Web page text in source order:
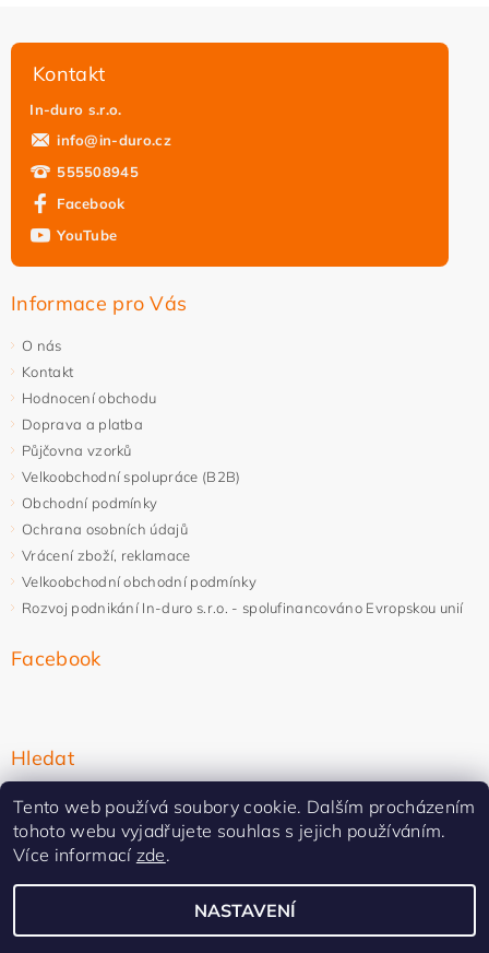
Kontakt
In-duro s.r.o.
info@in-duro.cz
555508945
Facebook
YouTube
Informace pro Vás
O nás
Kontakt
Hodnocení obchodu
Doprava a platba
Půjčovna vzorků
Velkoobchodní spolupráce (B2B)
Obchodní podmínky
Ochrana osobních údajů
Vrácení zboží, reklamace
Velkoobchodní obchodní podmínky
Rozvoj podnikání In-duro s.r.o. - spolufinancováno Evropskou unií
Facebook
Hledat
2026 ©In-duro, všechna práva vyhrazenaUpravit nastavení cookies
Tento web používá soubory cookie. Dalším procházením
tohoto webu vyjadřujete souhlas s jejich používáním.
Více informací zde.
NASTAVENÍ